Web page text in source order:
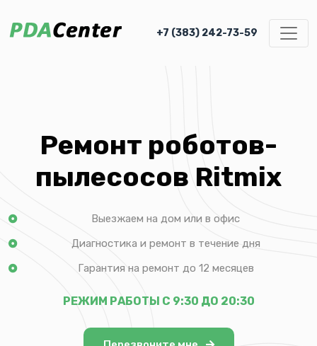
+7 (383) 242-73-59
Ремонт роботов-
пылесосов Ritmix
Выезжаем на дом или в офис
Диагностика и ремонт в течение дня
Гарантия на ремонт до 12 месяцев
РЕЖИМ РАБОТЫ С 9:30 ДО 20:30